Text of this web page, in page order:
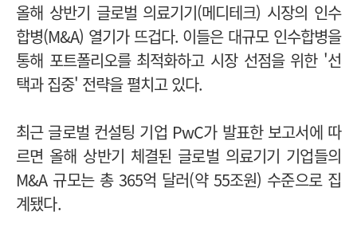
올해 상반기 글로벌 의료기기(메디테크) 시장의 인수
합병(M&A) 열기가 뜨겁다. 이들은 대규모 인수합병을
통해 포트폴리오를 최적화하고 시장 선점을 위한 '선
택과 집중' 전략을 펼치고 있다.
최근 글로벌 컨설팅 기업 PwC가 발표한 보고서에 따
르면 올해 상반기 체결된 글로벌 의료기기 기업들의
M&A 규모는 총 365억 달러(약 55조원) 수준으로 집
계됐다.